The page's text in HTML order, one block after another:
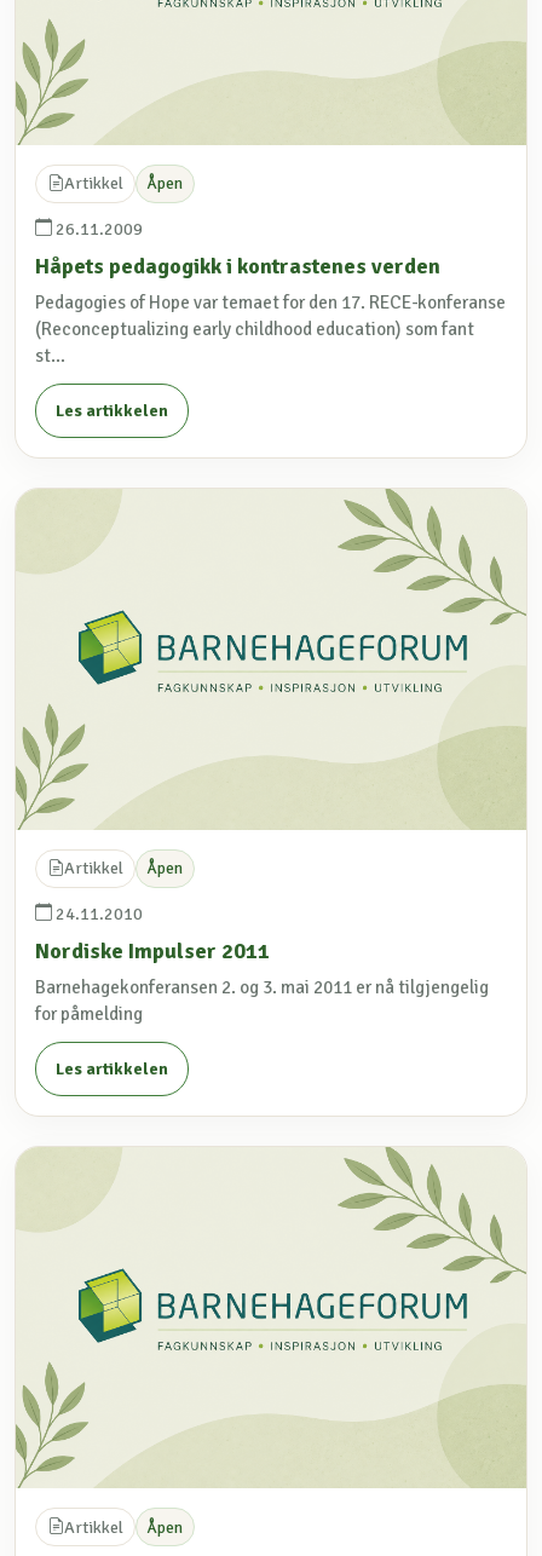
Artikkel Åpen
26.11.2009
Håpets pedagogikk i kontrastenes verden
Pedagogies of Hope var temaet for den 17. RECE-konferanse
(Reconceptualizing early childhood education) som fant
st...
Les artikkelen
Artikkel Åpen
24.11.2010
Nordiske Impulser 2011
Barnehagekonferansen 2. og 3. mai 2011 er nå tilgjengelig
for påmelding
Les artikkelen
Artikkel Åpen